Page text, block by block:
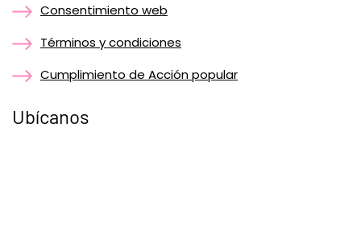
Consentimiento web
Términos y condiciones
Cumplimiento de Acción popular
Ubícanos